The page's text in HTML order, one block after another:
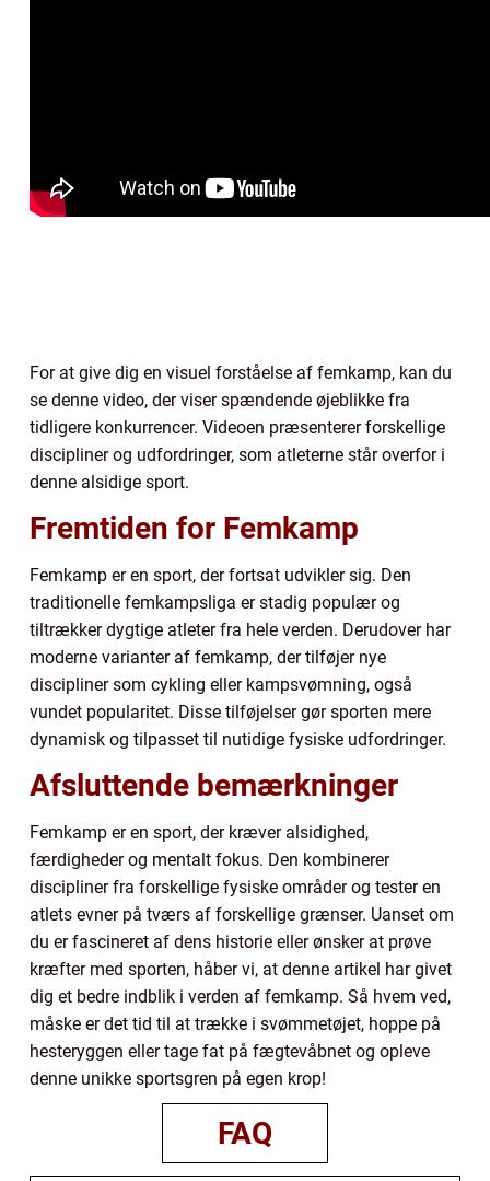
For at give dig en visuel forståelse af femkamp, kan du
se denne video, der viser spændende øjeblikke fra
tidligere konkurrencer. Videoen præsenterer forskellige
discipliner og udfordringer, som atleterne står overfor i
denne alsidige sport.
Fremtiden for Femkamp
Femkamp er en sport, der fortsat udvikler sig. Den
traditionelle femkampsliga er stadig populær og
tiltrækker dygtige atleter fra hele verden. Derudover har
moderne varianter af femkamp, der tilføjer nye
discipliner som cykling eller kampsvømning, også
vundet popularitet. Disse tilføjelser gør sporten mere
dynamisk og tilpasset til nutidige fysiske udfordringer.
Afsluttende bemærkninger
Femkamp er en sport, der kræver alsidighed,
færdigheder og mentalt fokus. Den kombinerer
discipliner fra forskellige fysiske områder og tester en
atlets evner på tværs af forskellige grænser. Uanset om
du er fascineret af dens historie eller ønsker at prøve
kræfter med sporten, håber vi, at denne artikel har givet
dig et bedre indblik i verden af femkamp. Så hvem ved,
måske er det tid til at trække i svømmetøjet, hoppe på
hesteryggen eller tage fat på fægtevåbnet og opleve
denne unikke sportsgren på egen krop!
FAQ